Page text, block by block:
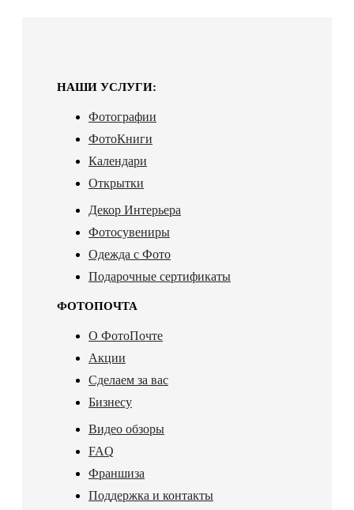
НАШИ УСЛУГИ:
Фотографии
ФотоКниги
Календари
Открытки
Декор Интерьера
Фотосувениры
Одежда с Фото
Подарочные сертификаты
ФОТОПОЧТА
О ФотоПочте
Акции
Сделаем за вас
Бизнесу
Видео обзоры
FAQ
Франшиза
Поддержка и контакты